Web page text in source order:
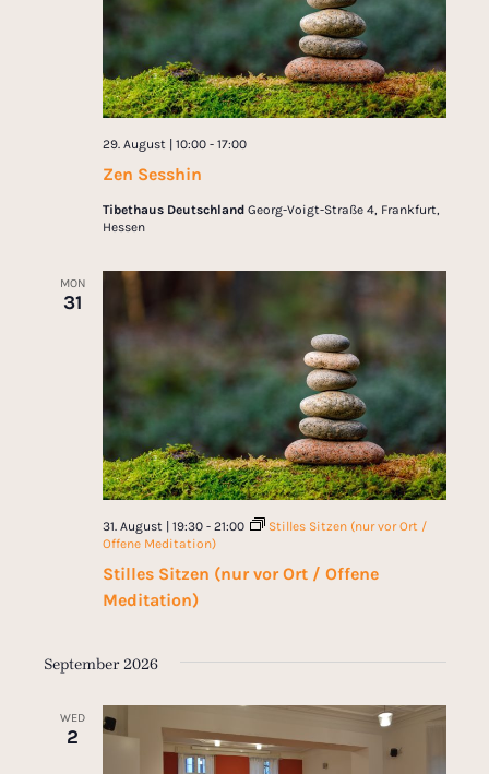
Zen Sesshin
29. August | 10:00- 17:00
Tibethaus Deutschland Georg-Voigt-Straße 4, Frankfurt,
Hessen
MON
31
Stilles Sitzen (nur vor Ort / Offene
Meditation)
31. August | 19:30- 21:00
Stilles Sitzen (nur vor Ort /
Offene Meditation)
September 2026
WED
2